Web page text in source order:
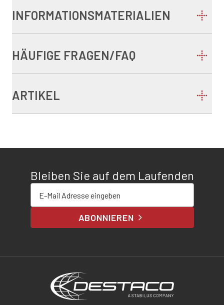
INFORMATIONSMATERIALIEN
HÄUFIGE FRAGEN/FAQ
ARTIKEL
Bleiben Sie auf dem Laufenden
ABONNIEREN